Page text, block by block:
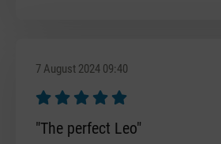
7 August 2024 09:40
Review with rating of 5 out of 5
"The perfect Leo"